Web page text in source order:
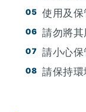
使用及保
請勿將其
請小心保
請保持環